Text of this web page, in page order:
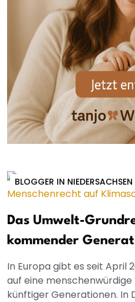
BLOGGER IN NIEDERSACHSEN
Das Umwelt-
kommender
In Europa gibt es seit April
auf eine
künftiger Generationen. In